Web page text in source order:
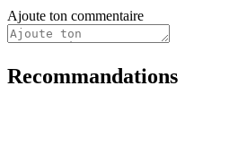
Ajoute ton commentaire
Recommandations